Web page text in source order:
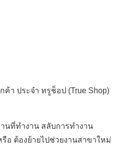
า ประจำ ทรูช็อป (True Shop)
นที่ทำงาน สลับการทำงาน
รือ ต้องย้ายไปช่วยงานสาขาใหม่